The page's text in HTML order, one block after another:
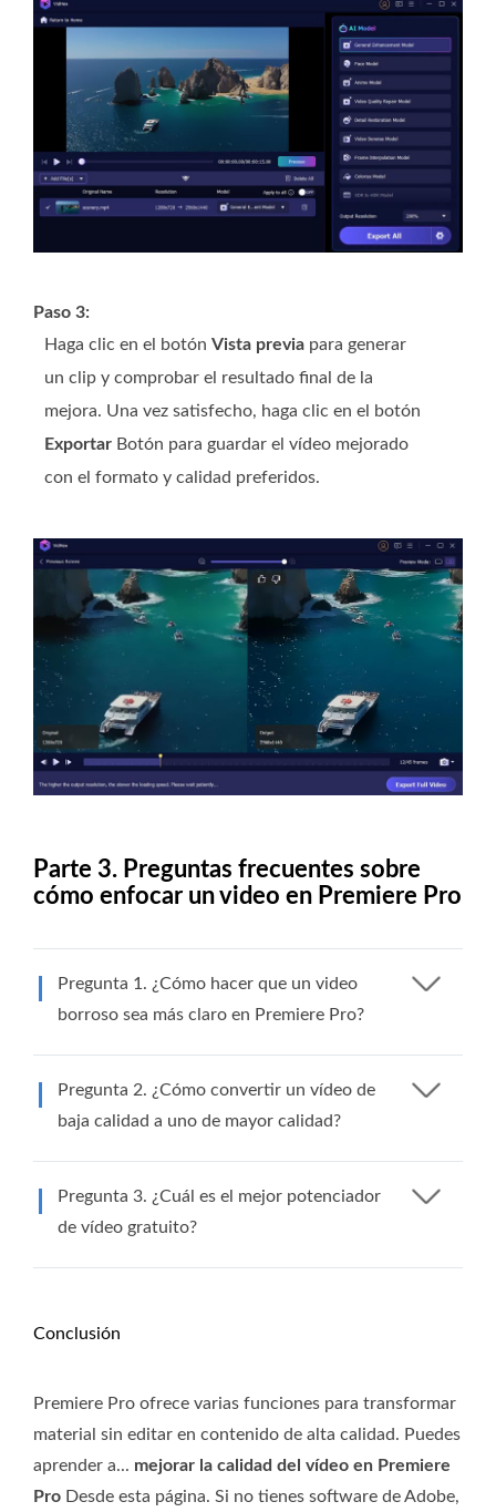
Paso 3:
Haga clic en el botón Vista previa para generar
un clip y comprobar el resultado final de la
mejora. Una vez satisfecho, haga clic en el botón
Exportar Botón para guardar el vídeo mejorado
con el formato y calidad preferidos.
Parte 3. Preguntas frecuentes sobre
cómo enfocar un video en Premiere Pro
Pregunta 1. ¿Cómo hacer que un video
borroso sea más claro en Premiere Pro?
Pregunta 2. ¿Cómo convertir un vídeo de
baja calidad a uno de mayor calidad?
Pregunta 3. ¿Cuál es el mejor potenciador
de vídeo gratuito?
Conclusión
Premiere Pro ofrece varias funciones para transformar
material sin editar en contenido de alta calidad. Puedes
aprender a... mejorar la calidad del vídeo en Premiere
Pro Desde esta página. Si no tienes software de Adobe,